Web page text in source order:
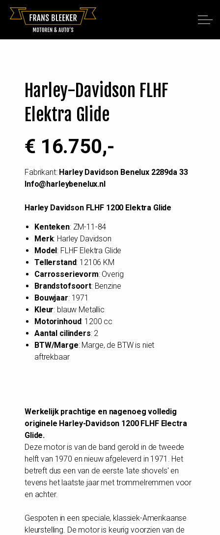
Harley-Davidson FLHF
Elektra Glide
€ 16.750,-
Fabrikant: Harley Davidson Benelux 2289da 33
Info@harleybenelux.nl
Harley Davidson FLHF 1200 Elektra Glide
Kenteken: ZM-11-84
Merk: Harley Davidson
Model: FLHF Elektra Glide
Tellerstand: 12106 KM
Carrosserievorm: Overig
Brandstofsoort: Benzine
Bouwjaar: 1971
Kleur: blauw Metallic
Motorinhoud: 1200 cc
Aantal cilinders: 2
BTW/Marge: Marge, de BTW is niet
aftrekbaar
Werkelijk prachtige en nagenoeg volledig
originele Harley-Davidson 1200 FLHF Electra
Glide.
Deze motor is van de band gerold in de tweede
helft van 1970 en nieuw afgeleverd in 1971. Het
betreft dus een van de eerste 'late shovels' en
tevens het laatste jaar met trommelremmen voor
en achter.
Gespoten in een speciale, klassiek-Amerikaanse
kleurstelling. De motor is keurig voorzien van de